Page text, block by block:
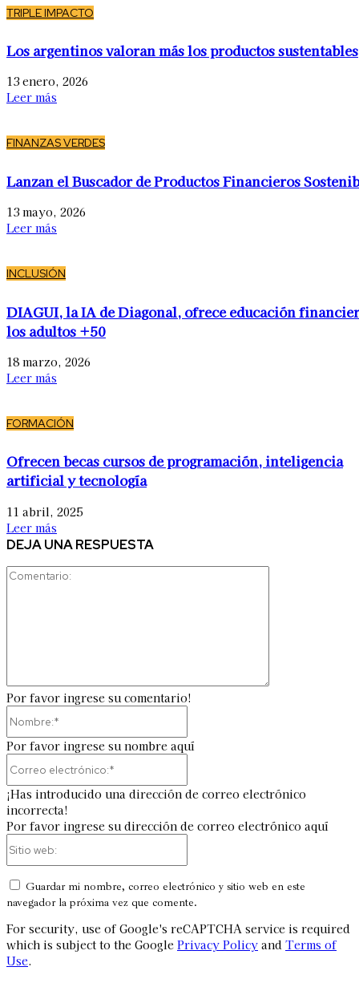
TRIPLE IMPACTO
Los argentinos valoran más los productos sustentables
13 enero, 2026
Leer más
FINANZAS VERDES
Lanzan el Buscador de Productos Financieros
13 mayo, 2026
Leer más
INCLUSIÓN
DIAGUI, la IA de Diagonal, ofrece educación
los adultos +50
18 marzo, 2026
Leer más
FORMACIÓN
Ofrecen becas cursos de programación, inteligencia
artificial y tecnología
11 abril, 2025
Leer más
DEJA UNA RESPUESTA
Por favor ingrese su comentario!
Por favor ingrese su nombre aquí
¡Has introducido una dirección de correo electrónico
incorrecta!
Por favor ingrese su dirección de correo electrónico aquí
Guardar mi nombre, correo electrónico y sitio web en este
navegador la próxima vez que comente.
For security, use of Google's reCAPTCHA service is required
which is subject to the Google Privacy Policy and Terms of
Use.